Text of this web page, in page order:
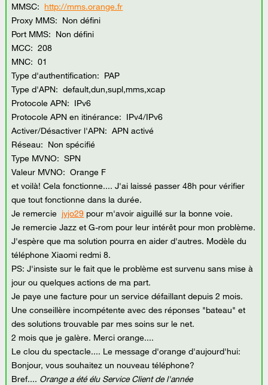
MMSC:http://mms.orange.fr
Proxy MMS: Non défini
Port MMS: Non défini
MCC: 208
MNC: 01
Type d'authentification: PAP
Type d'APN: default,dun,supl,mms,xcap
Protocole APN: IPv6
Protocole APN en itinérance: IPv4/IPv6
Activer/Désactiver l'APN: APN activé
Réseau: Non spécifié
Type MVNO: SPN
Valeur MVNO: Orange F
et voilà! Cela fonctionne.... J'ai laissé passer 48h pour vérifier
que tout fonctionne dans la durée.
Je remercie jyjo29 pour m'avoir aiguillé sur la bonne voie.
Je remercie Jazz et G-rom pour leur intérêt pour mon problème.
J'espère que ma solution pourra en aider d'autres. Modèle du
téléphone Xiaomi redmi 8.
PS: J'insiste sur le fait que le problème est survenu sans mise à
jour ou quelques actions de ma part.
Je paye une facture pour un service défaillant depuis 2 mois.
Une conseillère incompétente avec des réponses "bateau" et
des solutions trouvable par mes soins sur le net.
2 mois que je galère. Merci orange....
Le clou du spectacle.... Le message d'orange d'aujourd'hui:
Bonjour, vous souhaitez un nouveau téléphone?
Bref.... Orange a été élu Service Client de l'année